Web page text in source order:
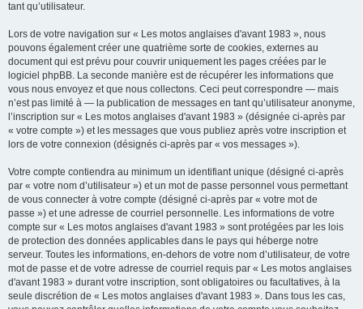
tant qu’utilisateur.
Lors de votre navigation sur « Les motos anglaises d'avant 1983 », nous
pouvons également créer une quatrième sorte de cookies, externes au
document qui est prévu pour couvrir uniquement les pages créées par le
logiciel phpBB. La seconde manière est de récupérer les informations que
vous nous envoyez et que nous collectons. Ceci peut correspondre — mais
n’est pas limité à — la publication de messages en tant qu’utilisateur anonyme,
l’inscription sur « Les motos anglaises d'avant 1983 » (désignée ci-après par
« votre compte ») et les messages que vous publiez après votre inscription et
lors de votre connexion (désignés ci-après par « vos messages »).
Votre compte contiendra au minimum un identifiant unique (désigné ci-après
par « votre nom d’utilisateur ») et un mot de passe personnel vous permettant
de vous connecter à votre compte (désigné ci-après par « votre mot de
passe ») et une adresse de courriel personnelle. Les informations de votre
compte sur « Les motos anglaises d'avant 1983 » sont protégées par les lois
de protection des données applicables dans le pays qui héberge notre
serveur. Toutes les informations, en-dehors de votre nom d’utilisateur, de votre
mot de passe et de votre adresse de courriel requis par « Les motos anglaises
d'avant 1983 » durant votre inscription, sont obligatoires ou facultatives, à la
seule discrétion de « Les motos anglaises d'avant 1983 ». Dans tous les cas,